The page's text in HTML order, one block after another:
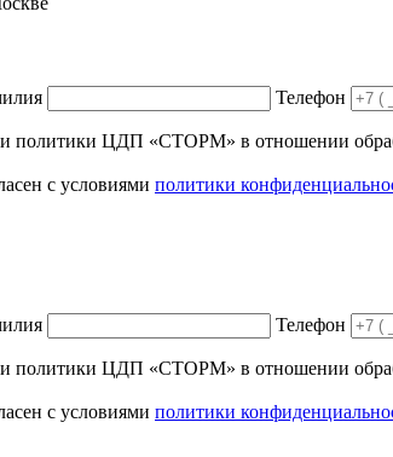
Телефон
политики ЦДП «СТОРМ» в отношении
с условиями политики
Телефон
политики ЦДП «СТОРМ» в отношении
с условиями политики